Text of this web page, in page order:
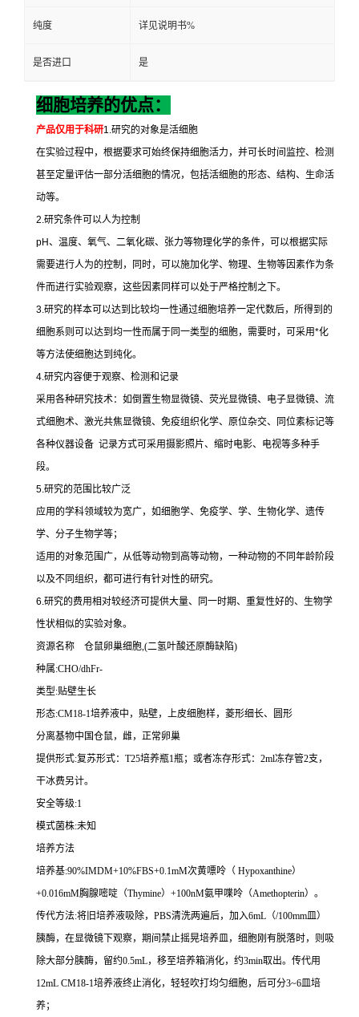
纯度 详见说明书%
是否进口 是
细胞培养的优点：
产品仅用于科研1.研究的对象是活细胞
在实验过程中，根据要求可始终保持细胞活力，并可长时间监控、检测
甚至定量评估一部分活细胞的情况，包括活细胞的形态、结构、生命活
动等。
2.研究条件可以人为控制
pH、温度、氧气、二氧化碳、张力等物理化学的条件，可以根据实际
需要进行人为的控制，同时，可以施加化学、物理、生物等因素作为条
件而进行实验观察，这些因素同样可以处于严格控制之下。
3.研究的样本可以达到比较均一性通过细胞培养一定代数后，所得到的
细胞系则可以达到均一性而属于同一类型的细胞，需要时，可采用*化
等方法使细胞达到纯化。
4.研究内容便于观察、检测和记录
采用各种研究技术：如倒置生物显微镜、荧光显微镜、电子显微镜、流
式细胞术、激光共焦显微镜、免疫组织化学、原位杂交、同位素标记等
各种仪器设备 记录方式可采用摄影照片、缩时电影、电视等多种手
段。
5.研究的范围比较广泛
应用的学科领域较为宽广，如细胞学、免疫学、学、生物化学、遗传
学、分子生物学等；
适用的对象范围广，从低等动物到高等动物，一种动物的不同年龄阶段
以及不同组织，都可进行有针对性的研究。
6.研究的费用相对较经济可提供大量、同一时期、重复性好的、生物学
性状相似的实验对象。
资源名称 仓鼠卵巢细胞,(二氢叶酸还原酶缺陷)
种属:CHO/dhFr-
类型:贴壁生长
形态:CM18-1培养液中，贴壁，上皮细胞样，菱形细长、圆形
分离基物中国仓鼠，雌，正常卵巢
提供形式:复苏形式： T25培养瓶1瓶；或者冻存形式： 2ml冻存管2支，
干冰费另计。
安全等级:1
模式菌株:未知
培养方法
培养基:90%IMDM+10%FBS+0.1mM次黄嘌呤（ Hypoxanthine）
+0.016mM胸腺嘧啶（Thymine） +100nM氨甲喋呤（Amethopterin）。
传代方法:将旧培养液吸除， PBS清洗两遍后，加入6mL （/100mm皿）
胰酶，在显微镜下观察，期间禁止摇晃培养皿，细胞刚有脱落时，则吸
除大部分胰酶，留约0.5mL，移至培养箱消化，约3min取出。传代用
12mL CM18-1培养液终止消化，轻轻吹打均匀细胞，后可分3~6皿培
养；